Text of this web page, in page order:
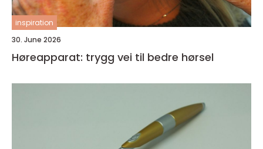
inspiration
30. June 2026
Høreapparat: trygg vei til bedre hørsel